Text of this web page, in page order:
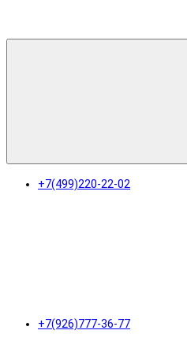
+7(499)220-22-02
+7(926)777-36-77